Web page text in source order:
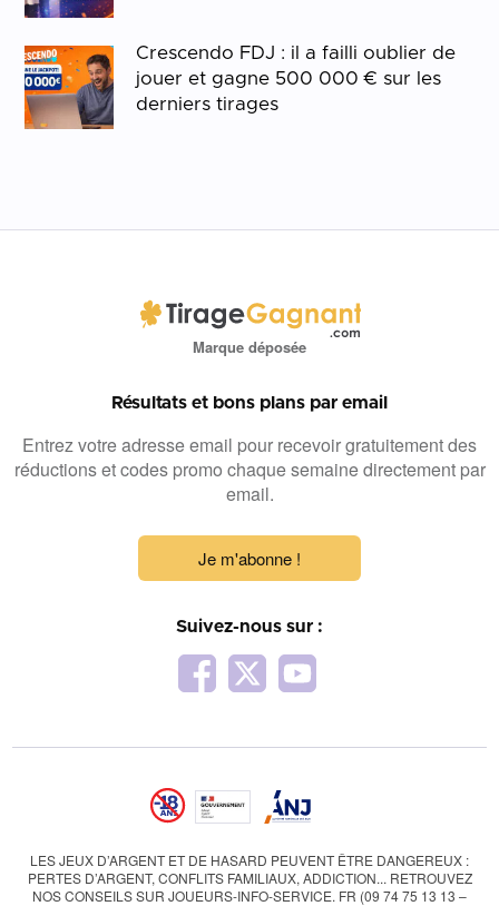
Crescendo FDJ : il a failli oublier de
jouer et gagne 500 000 € sur les
derniers tirages
Marque déposée
Résultats et bons plans par email
Entrez votre adresse email pour recevoir gratuitement des
réductions et codes promo chaque semaine directement par
email.
Je m'abonne !
Suivez-nous sur :
LES JEUX D’ARGENT ET DE HASARD PEUVENT ÊTRE DANGEREUX :
PERTES D’ARGENT, CONFLITS FAMILIAUX, ADDICTION... RETROUVEZ
NOS CONSEILS SUR JOUEURS-INFO-SERVICE. FR (09 74 75 13 13 –